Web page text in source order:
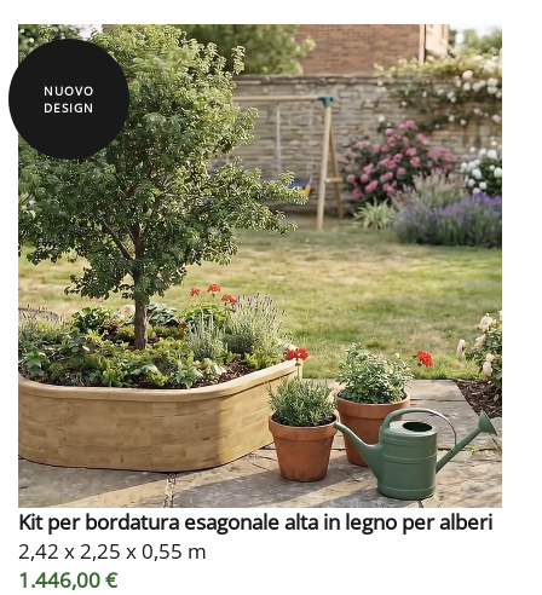
NUOVO
DESIGN
Kit per bordatura esagonale alta in legno per alberi
2,42 x 2,25 x 0,55 m
1.446,00 €